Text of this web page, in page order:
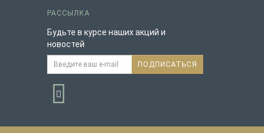
РАССЫЛКА
Будьте в курсе наших акций и
новостей
ПОДПИСАТЬСЯ